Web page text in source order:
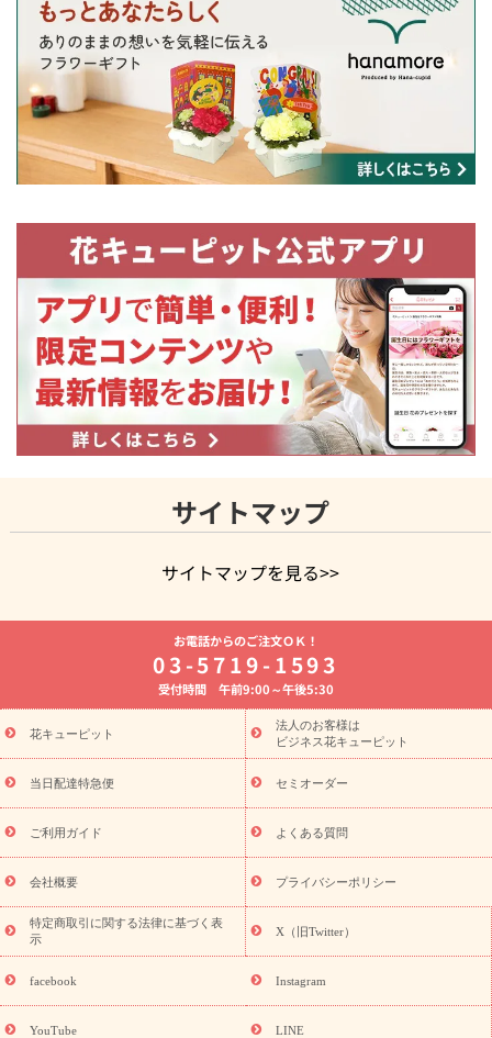
サイトマップ
サイトマップを見る>>
よく贈られる花
お祝いの花特集
誕生日フラワーギフト特集
8月の誕生花(トルコキキョウ)
開店・開業祝い
お供え・お悔やみ お供え・お悔やみの花
通夜・葬儀に贈る花 胡蝶蘭・花鉢
ーブドフラワー
季節のイベント
ひまわり ギフト・プレゼント
特集
お盆 花（新盆・初盆） 季節のイベント
お盆 花（新
盆・初盆）
お盆 花（新盆・初盆）
お盆・お供え 花とセットギ
フト
お盆・お供え プリザーブドフラワー
ひまわり ギフト・プ
レゼント特集
夏の花贈り・お中元・暑中見舞い 花のギフト特集
敬老の日におくる花ギフト・プレゼント特集
花ギフト・プレゼント特集
敬老の日 花のおすすめランキング
敬
老の日 花鉢植えのギフト・プレゼント特集
敬老の日 花とセットギ
フト・プレゼント特集
敬老の日の花 全てのギフト一覧
キャン
ペーン
映画『ウォーターガーディアンズ』コラボキャンペーン
「きょう誕生日なんです」キャンペーン
誕生日の花を探す
誕生日フラワーギフト 誕生日フラワーギフト特集
9月の誕生花(リンドウ)
お電話からのご注文ＯＫ！
03-5719-1593
受付時間 午前9:00～午後5:30
花キューピット
法人のお客様は
ビジネス花キューピット
当日配達特急便 セミオーダー
ご利用ガイド よくある質問
会社概要 プライバシーポリシー
特定商取引に関する法律に基づく表
示
X（旧Twitter）
facebook Instagram
YouTube LINE